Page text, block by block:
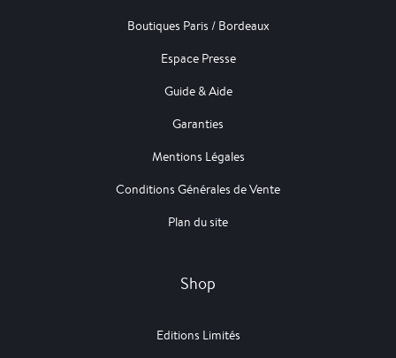
Boutiques Paris / Bordeaux
Espace Presse
Guide & Aide
Garanties
Mentions Légales
Conditions Générales de Vente
Plan du site
Shop
Editions Limités